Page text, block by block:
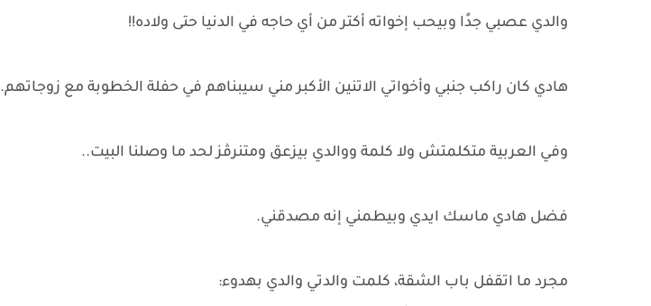
والدي عصبي جدًا وبيحب إخواته أكتر من أي حاجه في الدنيا حتى ولاده!!
هادي كان راكب جنبي وأخواتي الاتنين الأكبر مني سيبناهم في حفلة الخطوبة مع زوجاتهم.
وفي العربية متكلمتش ولا كلمة ووالدي بيزعق ومتنرڤز لحد ما وصلنا البيت..
فضل هادي ماسك ايدي وبيطمني إنه مصدقني.
مجرد ما اتقفل باب الشقة، كلمت والدتي والدي بهدوء: